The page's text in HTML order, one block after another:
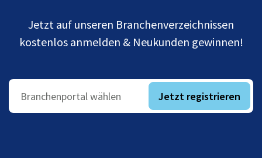
Jetzt auf unseren Branchenverzeichnissen
kostenlos anmelden & Neukunden gewinnen!
Branchenportal wählen Jetzt registrieren